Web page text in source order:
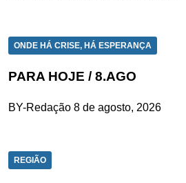
ONDE HÁ CRISE, HÁ ESPERANÇA
PARA HOJE / 8.AGO
BY-Redação 8 de agosto, 2026
REGIÃO